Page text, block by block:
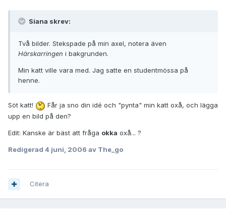
Siana skrev:
Två bilder. Stekspade på min axel, notera även
Härskarringen i bakgrunden.
Min katt ville vara med. Jag satte en studentmössa på
henne.
Söt katt!
Får ja sno din idé och "pynta" min katt oxå, och lägga
upp en bild på den?
Edit: Kanske är bäst att fråga okka oxå... ?
Redigerad 4 juni, 2006 av The_go
Citera